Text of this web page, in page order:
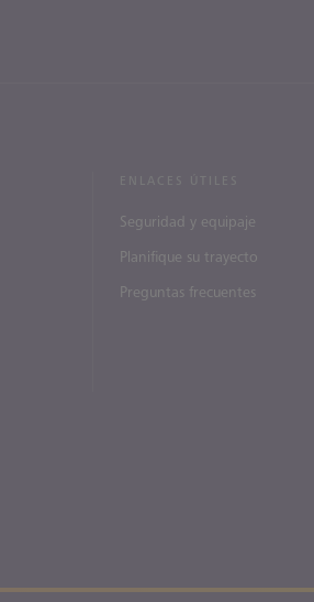
Seguridad y equipaje
Planifique su trayecto
Preguntas frecuentes